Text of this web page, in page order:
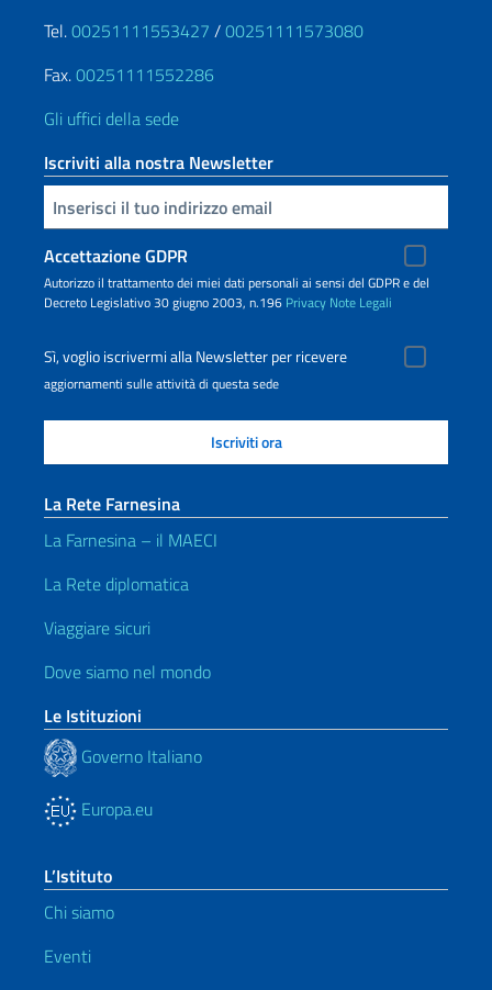
Tel.00251111553427 /00251111573080
Fax.00251111552286
Gli uffici della sede
Iscriviti alla nostra Newsletter
Inserisci la tua email
Accettazione GDPR
Autorizzo il trattamento dei miei dati personali ai sensi del GDPR e del
Decreto Legislativo 30 giugno 2003, n.196 Privacy Note Legali
Sì, voglio iscrivermi alla Newsletter per ricevere
aggiornamenti sulle attività di questa sede
La Rete Farnesina
La Farnesina – il MAECI
La Rete diplomatica
Viaggiare sicuri
Dove siamo nel mondo
Le Istituzioni
Governo Italiano
Europa.eu
L’Istituto
Chi siamo
Eventi